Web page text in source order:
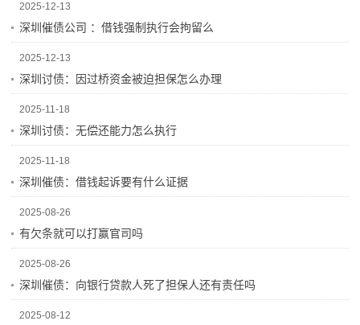
2025-12-13
深圳催债公司 ：借钱强制执行会拘留么
2025-12-13
深圳讨债：因过桥资金被迫担保怎么办理
2025-11-18
深圳讨债：无偿还能力怎么执行
2025-11-18
深圳催债：借钱起诉要有什么证据
2025-08-26
有欠条就可以打赢官司吗
2025-08-26
深圳催债：向银行贷款人死了担保人还有责任吗
2025-08-12